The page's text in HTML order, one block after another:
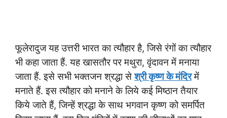
फूलेरादुज यह उत्तरी भारत का त्यौहार है, जिसे रंगों का त्यौहार
भी कहा जाता हैं. यह खासतौर पर मथुरा, वृंदावन में मनाया
जाता हैं. इसे सभी भक्तजन श्रद्धा सेश्री कृष्ण के मंदिरमें
मनाते हैं. इस त्यौहार को मनाने के लिये कई मिष्ठान तैयार
किये जाते हैं, जिन्हें श्रद्धा के साथ भगवान कृष्ण को समर्पित